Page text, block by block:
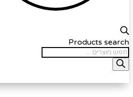
Products search